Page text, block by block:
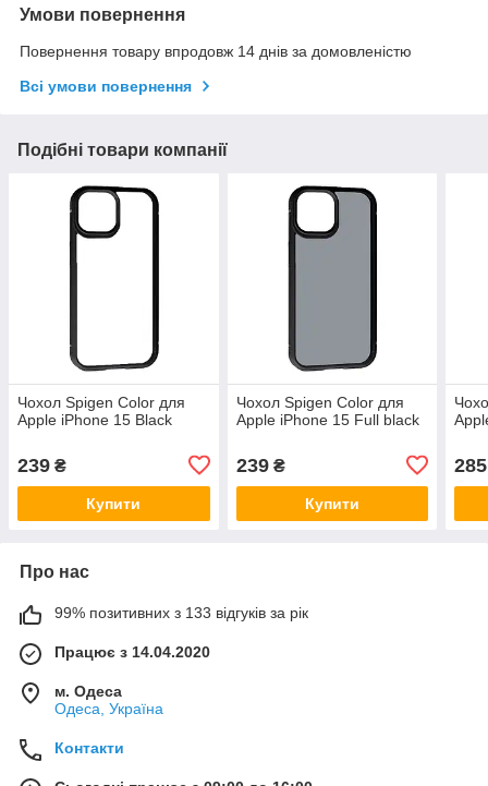
Умови повернення
Повернення товару впродовж 14 днів за домовленістю
Всі умови повернення
Подібні товари компанії
Чохол Spigen Color для
Apple iPhone 15 Black
239 ₴
Купити
Чохол Spigen Color для
Apple iPhone 15 Full black
239₴
Купити
285
Про нас
99% позитивних з 133 відгуків за рік
Працює з 14.04.2020
м. Одеса
Одеса, Україна
Контакти